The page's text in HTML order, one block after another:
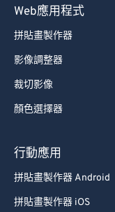
Web應用程式
拼貼畫製作器
影像調整器
裁切影像
顏色選擇器
行動應用
拼貼畫製作器 Android
拼貼畫製作器 iOS